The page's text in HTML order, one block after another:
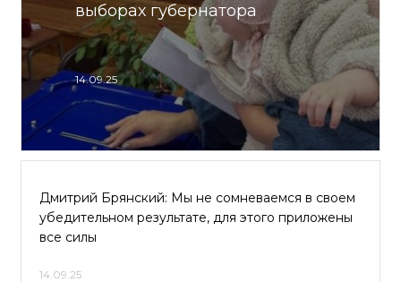
выборах губернатора
14.09.25
Дмитрий Брянский: Мы не сомневаемся в своем
убедительном результате, для этого приложены
все силы
14.09.25